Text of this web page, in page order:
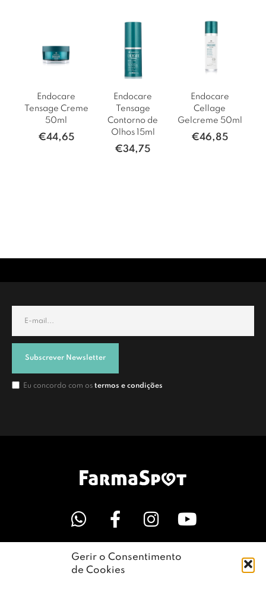
Gerir o Consentimento
de Cookies
Endocare
Tensage Creme
50ml
€44,65
Endocare
Tensage
Contorno de
Olhos 15ml
€34,75
Endocare
Cellage
Gelcreme 50ml
€46,85
Subscrever Newsletter
Eu concordo com os termos e condições
LINKS ÚTEIS